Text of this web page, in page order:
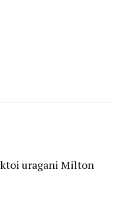
uragani Milton